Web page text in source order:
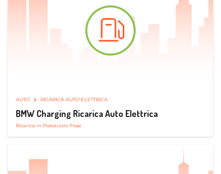
AUTO RICARICA AUTO ELETTRICA
BMW Charging Ricarica Auto Elettrica
Ricarica in Postazioni Fisse